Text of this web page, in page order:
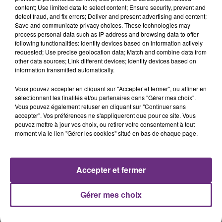
FIL D'ACTUS
UN FEU DE REMORQUE BLOQUE LA
CIRCULATION DANS LES ARDENNES
Un feu de remorque s'est déclaré ce mercredi en
fin de matinée sur l'A34.
content; Use limited data to select content; Ensure security, prevent and
detect fraud, and fix errors; Deliver and present advertising and content;
Save and communicate privacy choices. These technologies may
process personal data such as IP address and browsing data to offer
following functionalities: Identify devices based on information actively
requested; Use precise geolocation data; Match and combine data from
other data sources; Link different devices; Identify devices based on
information transmitted automatically.
Vous pouvez accepter en cliquant sur "Accepter et fermer", ou affiner en
sélectionnant les finalités et/ou partenaires dans "Gérer mes choix".
Vous pouvez également refuser en cliquant sur "Continuer sans
accepter". Vos préférences ne s'appliqueront que pour ce site. Vous
pouvez mettre à jour vos choix, ou retirer votre consentement à tout
moment via le lien "Gérer les cookies" situé en bas de chaque page.
Gérer mes choix
Accepter et fermer